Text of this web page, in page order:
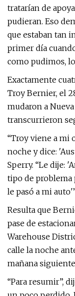
tratarían de
pudieran. Eso
que estaban tan
primer día
como pudimos,
Exactamente
Troy Bernier, el
mudaron a
transcurrieron
“Troy viene a mi
noche y dice:
Sperry. “Le dije:
tipo de problema
le pasó a mi
Resulta que
pase de
Warehouse
calle la noche
mañana
“Para resumir”,